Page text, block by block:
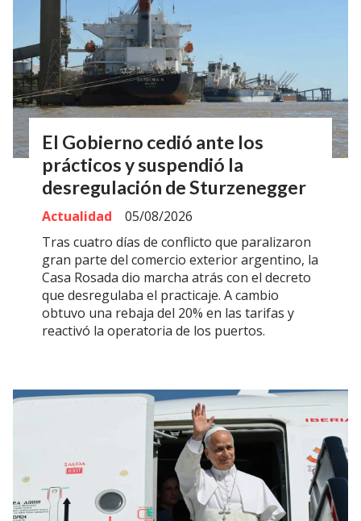
El Gobierno cedió ante los
prácticos y suspendió la
desregulación de Sturzenegger
Actualidad
05/08/2026
Tras cuatro días de conflicto que paralizaron
gran parte del comercio exterior argentino, la
Casa Rosada dio marcha atrás con el decreto
que desregulaba el practicaje. A cambio
obtuvo una rebaja del 20% en las tarifas y
reactivó la operatoria de los puertos.